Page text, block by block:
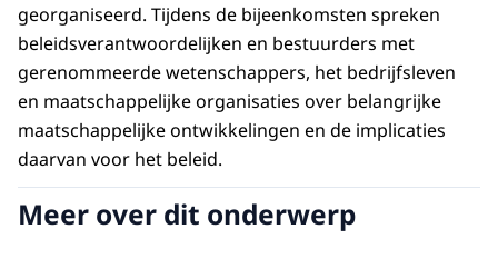
georganiseerd. Tijdens de bijeenkomsten spreken
beleidsverantwoordelijken en bestuurders met
gerenommeerde wetenschappers, het bedrijfsleven
en maatschappelijke organisaties over belangrijke
maatschappelijke ontwikkelingen en de implicaties
daarvan voor het beleid.
Meer over dit onderwerp